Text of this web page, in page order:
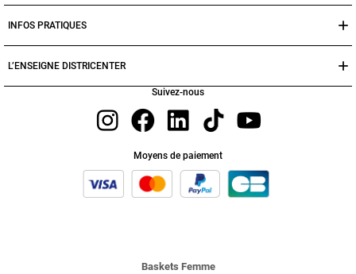
Baskets Femme
INFOS PRATIQUES
L’ENSEIGNE DISTRICENTER
Suivez-nous
Moyens de paiement